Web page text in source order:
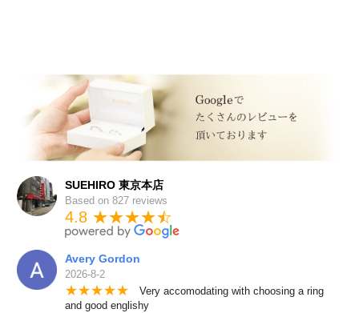
SUEHIRO 東京本店
Based on 827 reviews
4.8 ★★★★★
☆
Avery Gordon
2026-8-2
★★★★★ Very accomodating with choosing a ring
and good englishy